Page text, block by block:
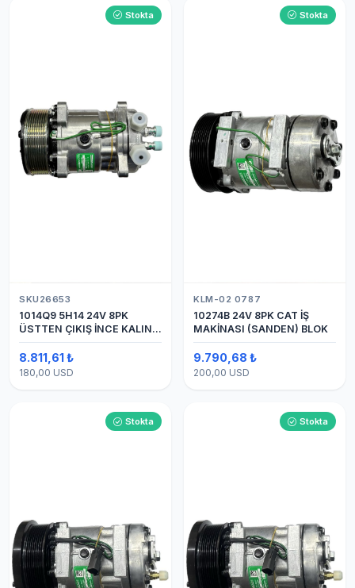
Stokta
SKU26653
1014Q9 5H14 24V 8PK
ÜSTTEN ÇIKIŞ İNCE KALIN
(SANDEN) KLİMA
KOMPRESÖRÜ KOMPRESÖR
8.811,61 ₺
180,00 USD
Stokta
KLM-02 0787
10274B 24V 8PK CAT İŞ
MAKİNASI (SANDEN) BLOK
9.790,68 ₺
200,00 USD
Stokta Stokta